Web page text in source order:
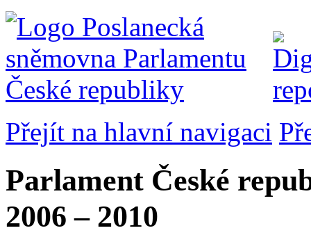
Přejít na hlavní navigaci
Parlament České
2006 – 2010